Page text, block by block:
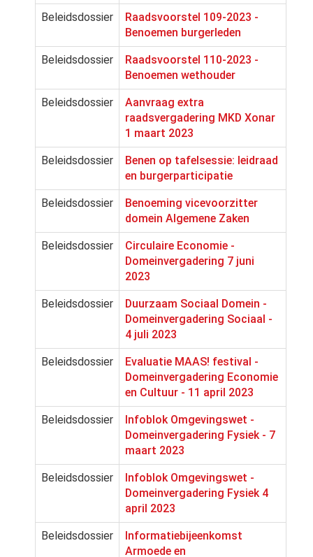
Beleidsdossier
Raadsvoorstel 109-2023 -
Benoemen burgerleden
Beleidsdossier
Raadsvoorstel 110-2023 -
Benoemen wethouder
Beleidsdossier
Aanvraag extra
raadsvergadering MKD Xonar
1 maart 2023
Beleidsdossier
Benen op tafelsessie: leidraad
en burgerparticipatie
Beleidsdossier
Benoeming vicevoorzitter
domein Algemene Zaken
Beleidsdossier
Circulaire Economie -
Domeinvergadering 7 juni
2023
Beleidsdossier
Duurzaam Sociaal Domein -
Domeinvergadering Sociaal -
4 juli 2023
Beleidsdossier
Evaluatie MAAS! festival -
Domeinvergadering Economie
en Cultuur - 11 april 2023
Beleidsdossier
Infoblok Omgevingswet -
Domeinvergadering Fysiek - 7
maart 2023
Beleidsdossier
Infoblok Omgevingswet -
Domeinvergadering Fysiek 4
april 2023
Beleidsdossier
Informatiebijeenkomst
Armoede en